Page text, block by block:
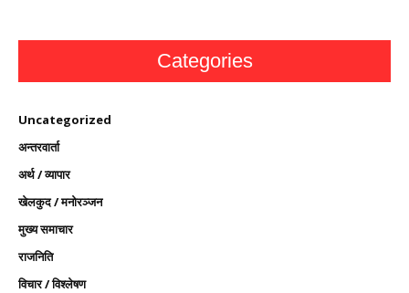
Categories
Uncategorized
अन्तरवार्ता
अर्थ / व्यापार
खेलकुद / मनोरञ्जन
मुख्य समाचार
राजनिति
विचार / विश्लेषण